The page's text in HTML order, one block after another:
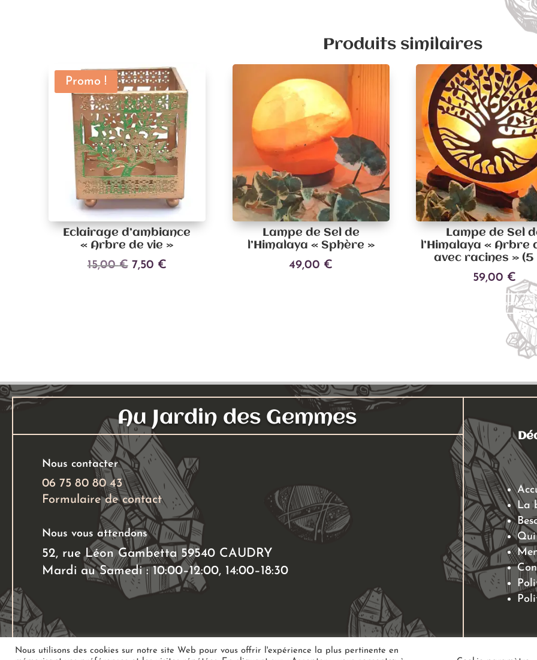
Produits similaires
Promo !
Eclairage d’ambiance
« Arbre de vie »
15,00€ Le
7,50 €Le
Lampe de Sel de
l’Himalaya « Sphère »
49,00 €
Lampe de Sel
l’Himalaya « Arbre
avec racines » (5
59,00 €
Ajouter au panier
Au Jardin des Gemmes
Nous contacter
06 75 80 80 43
Formulaire de contact
Nous vous attendons
52, rue Léon Gambetta 59540 CAUDRY
Mardi au Samedi : 10:00–12:00, 14:00–18:30
La
Qui
Copyright Au Jardin des Gemmes– Boutique de lithothérapie – Bien-être – Tous droits
Nous utilisons des cookies sur notre site Web pour vous offrir l'expérience la plus pertinente en